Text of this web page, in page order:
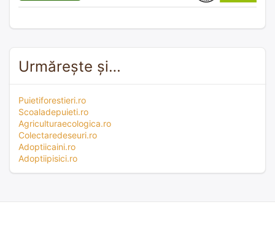
Urmărește și…
Puietiforestieri.ro
Scoaladepuieti.ro
Agriculturaecologica.ro
Colectaredeseuri.ro
Adoptiicaini.ro
Adoptiipisici.ro